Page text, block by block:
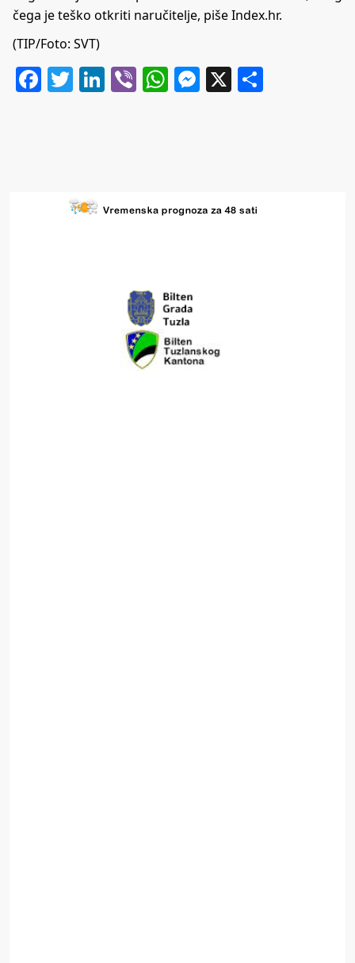
čega je teško otkriti naručitelje, piše Index.hr.
(TIP/Foto: SVT)
Facebook
Twitter
LinkedIn
ViberWhatsApp
Messenger
X